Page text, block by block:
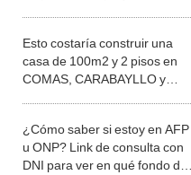
millones
Esto costaría construir una
casa de 100m2 y 2 pisos en
COMAS, CARABAYLLO y
¿Cómo saber si estoy en AFP
u ONP? Link de consulta con
DNI para ver en qué fondo de